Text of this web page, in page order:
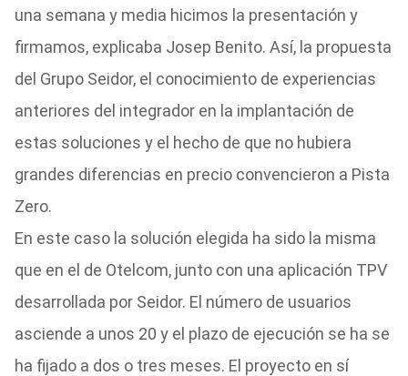
una semana y media hicimos la presentación y
firmamos, explicaba Josep Benito. Así, la propuesta
del Grupo Seidor, el conocimiento de experiencias
anteriores del integrador en la implantación de
estas soluciones y el hecho de que no hubiera
grandes diferencias en precio convencieron a Pista
Zero.
En este caso la solución elegida ha sido la misma
que en el de Otelcom, junto con una aplicación TPV
desarrollada por Seidor. El número de usuarios
asciende a unos 20 y el plazo de ejecución se ha se
ha fijado a dos o tres meses. El proyecto en sí